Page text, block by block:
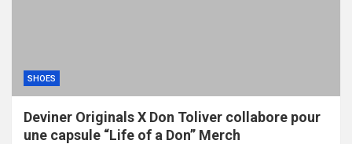
SHOES
Deviner Originals X Don Toliver collabore pour
une capsule “Life of a Don” Merch